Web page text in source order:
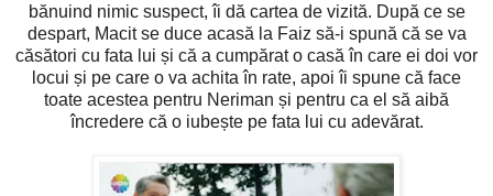
bănuind nimic suspect, îi dă cartea de vizită. După ce se
despart, Macit se duce acasă la Faiz să-i spună că se va
căsători cu fata lui și că a cumpărat o casă în care ei doi vor
locui și pe care o va achita în rate, apoi îi spune că face
toate acestea pentru Neriman și pentru ca el să aibă
încredere că o iubește pe fata lui cu adevărat.